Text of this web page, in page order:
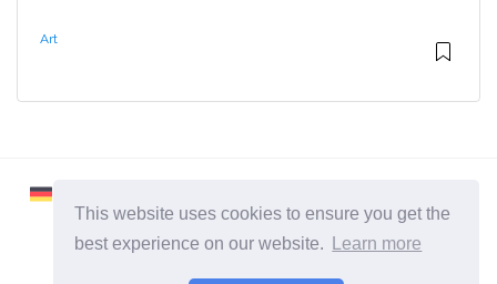
This website uses cookies to ensure you get the
best experience on our website.
Learn more
Art